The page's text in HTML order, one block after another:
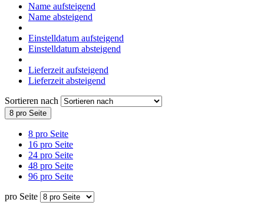
Name aufsteigend
Name absteigend
Einstelldatum aufsteigend
Einstelldatum absteigend
Lieferzeit aufsteigend
Lieferzeit absteigend
Sortieren nach
8 pro Seite
8 pro Seite
16 pro Seite
24 pro Seite
48 pro Seite
96 pro Seite
pro Seite